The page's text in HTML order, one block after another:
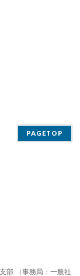
PAGETOP
部 （事務局：一般社